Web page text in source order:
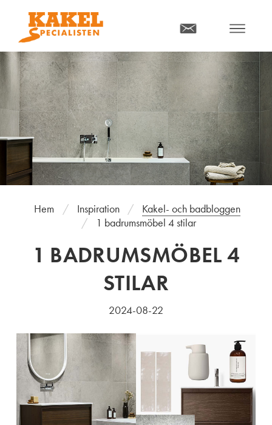
MENY
Hem Inspiration
Kakel- och badbloggen
1 badrumsmöbel 4 stilar
1 BADRUMSMÖBEL 4
STILAR
2024-08-22